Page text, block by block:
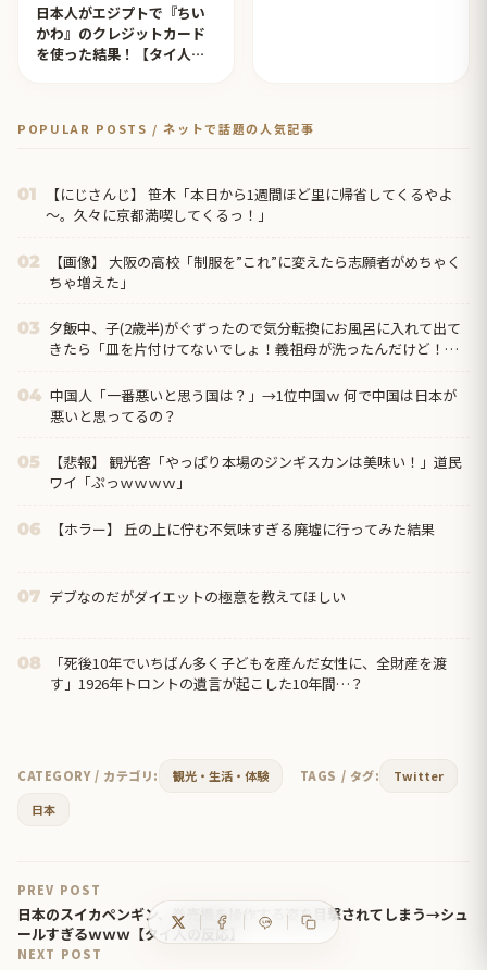
日本人がエジプトで『ちい
かわ』のクレジットカード
を使った結果！【タイ人の
POPULAR POSTS / ネットで話題の人気記事
01
【にじさんじ】 笹木「本日から1週間ほど里に帰省してくるやよ
～。久々に京都満喫してくるっ！」
02
【画像】 大阪の高校「制服を”これ”に変えたら志願者がめちゃく
ちゃ増えた」
03 夕飯中、子(2歳半)がぐずったので気分転換にお風呂に入れて出て
きたら「皿を片付けてないでしょ！義祖母が洗ったんだけど！？
04 中国人「一番悪いと思う国は？」→1位中国ｗ 何で中国は日本が
悪いと思ってるの？
05
【悲報】 観光客「やっぱり本場のジンギスカンは美味い！」道民
ワイ「ぷっｗｗｗｗ」
06 【ホラー】 丘の上に佇む不気味すぎる廃墟に行ってみた結果
07 デブなのだがダイエットの極意を教えてほしい
08
「死後10年でいちばん多く子どもを産んだ女性に、全財産を渡
す」1926年トロントの遺言が起こした10年間…？
CATEGORY / カテゴリ: 観光・生活・体験 TAGS / タグ:
Twitter
日本
PREV POST
日本のスイカペンギン、券売機を操作する姿を目撃されてしまう→シュ
ールすぎるｗｗｗ【タイ人の反応】
NEXT POST